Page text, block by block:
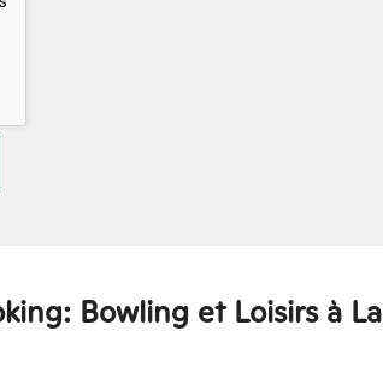
Bowling et Loisirs à La